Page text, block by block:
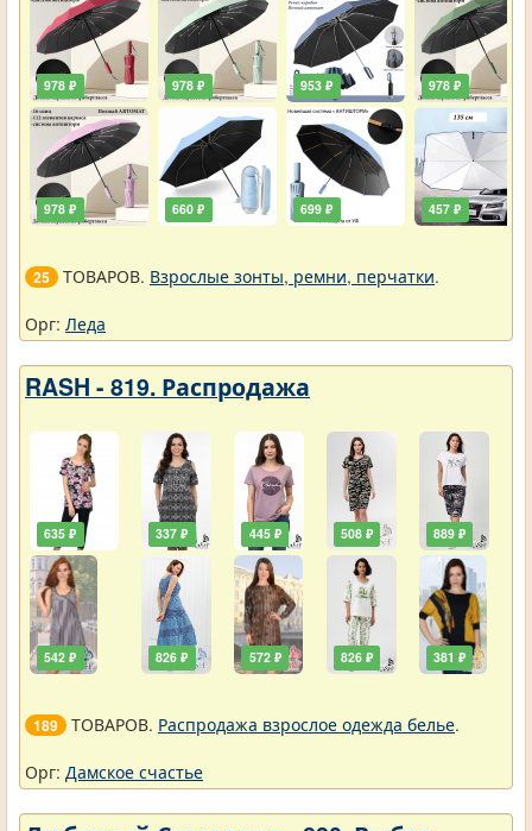
978 ₽
978 ₽
978 ₽
660 ₽
953 ₽
699 ₽
978 ₽
457 ₽
25 ТОВАРОВ. Взрослые зонты, ремни, перчатки.
Орг: Леда
RASH - 819. Распродажа
635 ₽
542 ₽
337 ₽
826 ₽
445 ₽
572 ₽
508 ₽
826 ₽
889 ₽
381 ₽
189 ТОВАРОВ. Распродажа взрослое одежда белье.
Орг: Дамское счастье